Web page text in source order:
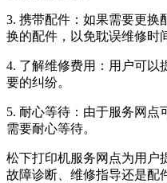
3. 携带配件：如果需要更换
换的配件，以免耽误维修时
4. 了解维修费用：用户可以
要的纠纷。
5. 耐心等待：由于服务网点
需要耐心等待。
松下打印机服务网点为用户
故障诊断、维修指导还是配